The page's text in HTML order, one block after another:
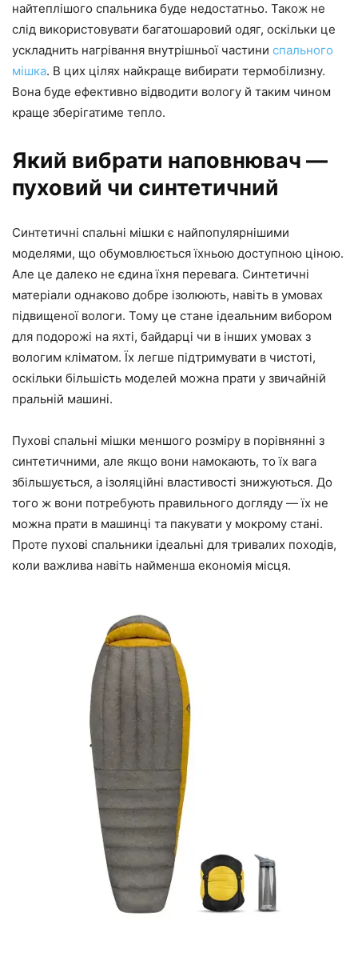
найтеплішого спальника буде недостатньо. Також не
слід використовувати багатошаровий одяг, оскільки це
ускладнить нагрівання внутрішньої частини спального
мішка. В цих цілях найкраще вибирати термобілизну.
Вона буде ефективно відводити вологу й таким чином
краще зберігатиме тепло.
Який вибрати наповнювач —
пуховий чи синтетичний
Синтетичні спальні мішки є найпопулярнішими
моделями, що обумовлюється їхньою доступною ціною.
Але це далеко не єдина їхня перевага. Синтетичні
матеріали однаково добре ізолюють, навіть в умовах
підвищеної вологи. Тому це стане ідеальним вибором
для подорожі на яхті, байдарці чи в інших умовах з
вологим кліматом. Їх легше підтримувати в чистоті,
оскільки більшість моделей можна прати у звичайній
пральній машині.
Пухові спальні мішки меншого розміру в порівнянні з
синтетичними, але якщо вони намокають, то їх вага
збільшується, а ізоляційні властивості знижуються. До
того ж вони потребують правильного догляду — їх не
можна прати в машинці та пакувати у мокрому стані.
Проте пухові спальники ідеальні для тривалих походів,
коли важлива навіть найменша економія місця.